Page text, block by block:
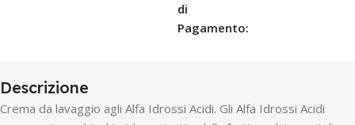
di
Pagamento:
Descrizione
Crema da lavaggio agli Alfa Idrossi Acidi. Gli Alfa Idrossi Acidi